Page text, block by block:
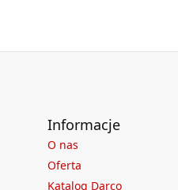
Informacje
O nas
Oferta
Katalog Darco